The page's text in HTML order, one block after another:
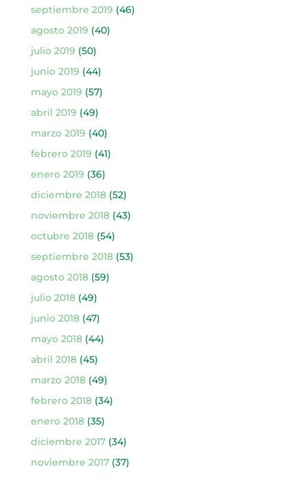
septiembre 2019 (46)
agosto 2019 (40)
julio 2019 (50)
junio 2019 (44)
mayo 2019 (57)
abril 2019 (49)
marzo 2019 (40)
febrero 2019 (41)
enero 2019 (36)
diciembre 2018(52)
noviembre 2018(43)
octubre 2018(54)
septiembre 2018(53)
agosto 2018(59)
julio 2018(49)
junio 2018(47)
mayo 2018(44)
abril 2018(45)
marzo 2018(49)
febrero 2018(34)
enero 2018(35)
diciembre 2017(34)
noviembre 2017(37)